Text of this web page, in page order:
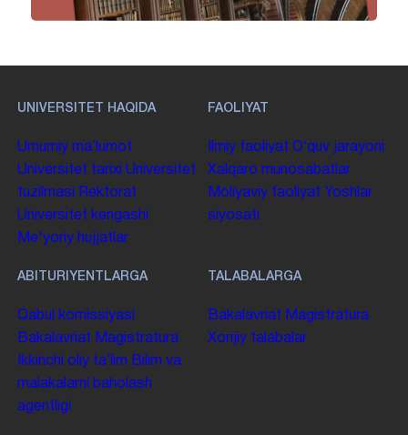
UNIVERSITET HAQIDA
Umumiy maʼlumot
Universitet tarixi Universitet
tuzilmasi Rektorat
Universitet kengashi
Me'yoriy hujjatlar
FAOLIYAT
Ilmiy faoliyat Oʻquv jarayoni
Xalqaro munosabatlar
Moliyaviy faoliyat Yoshlar
siyosati
ABITURIYENTLARGA
Qabul komissiyasi
Bakalavriat Magistratura
Ikkinchi oliy taʼlim Bilim va
malakalarni baholash
agentligi
TALABALARGA
Bakalavriat Magistratura
Xorijiy talabalar